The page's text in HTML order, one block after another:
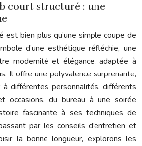
court structuré : une
est bien plus qu’une simple coupe de
d’une esthétique réfléchie, une
modernité et élégance, adaptée à
Il offre une polyvalence surprenante,
à différentes personnalités, différents
occasions, du bureau à une soirée
fascinante à ses techniques de
par les conseils d’entretien et
la bonne longueur, explorons les